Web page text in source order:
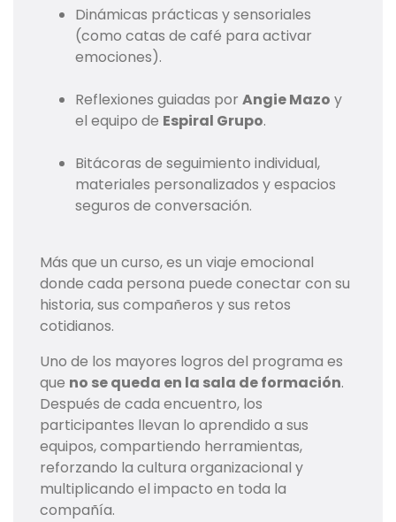
Dinámicas prácticas y sensoriales
(como catas de café para activar
emociones).
Reflexiones guiadas por Angie Mazo y
el equipo de Espiral Grupo.
Bitácoras de seguimiento individual,
materiales personalizados y espacios
seguros de conversación.
Más que un curso, es un viaje emocional
donde cada persona puede conectar con su
historia, sus compañeros y sus retos
cotidianos.
Uno de los mayores logros del programa es
que no se queda en la sala de formación.
Después de cada encuentro, los
participantes llevan lo aprendido a sus
equipos, compartiendo herramientas,
reforzando la cultura organizacional y
multiplicando el impacto en toda la
compañía.